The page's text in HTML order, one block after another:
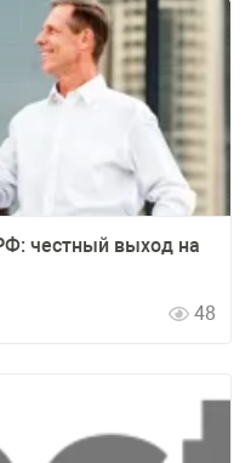
честный выход на
48